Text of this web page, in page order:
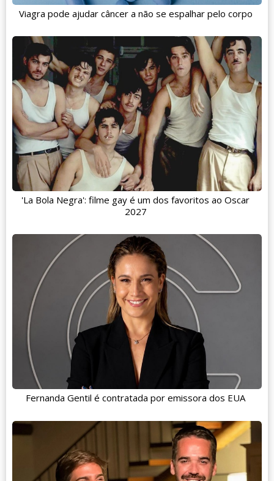
Viagra pode ajudar câncer a não se espalhar pelo corpo
'La Bola Negra': filme gay é um dos favoritos ao Oscar
2027
Fernanda Gentil é contratada por emissora dos EUA